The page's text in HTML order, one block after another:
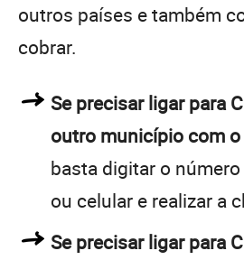
outros países e também
cobrar.
Se precisar ligar para
outro município com o
basta digitar o
ou celular e realizar a
Se precisar ligar para